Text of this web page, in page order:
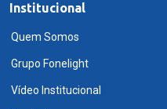
Institucional
Quem Somos
Grupo Fonelight
Vídeo Institucional